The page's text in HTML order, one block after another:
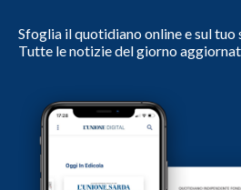
Sfoglia il quotidiano online e sul tuo
Tutte le notizie del giorno